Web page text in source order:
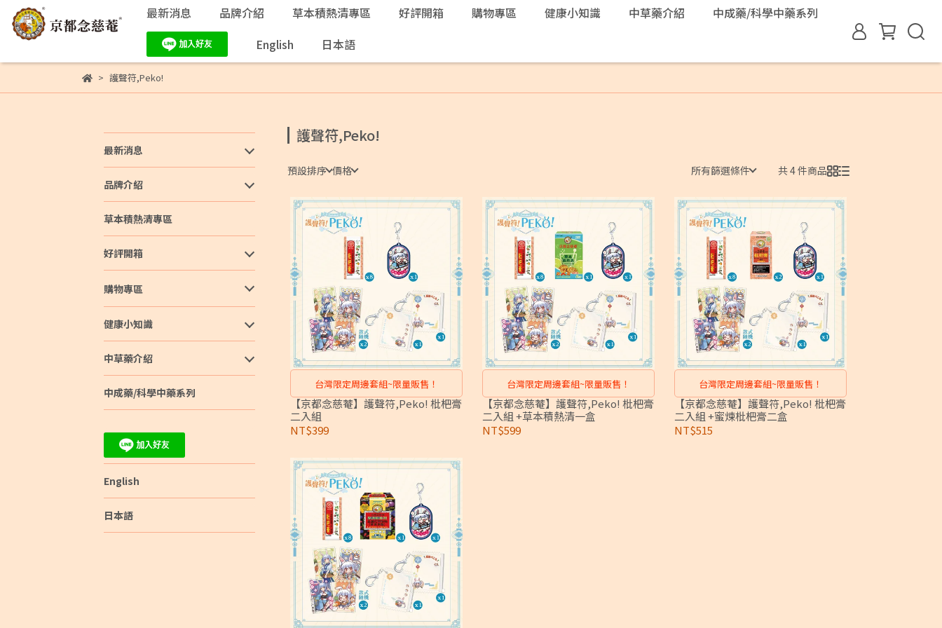
最新消息 品牌介紹 草本積熱清專區 好評開箱 購物專區 健康小知識 中草藥介紹
中成藥/科學中藥系列
English
日本語
護聲符,Peko!
最新消息
品牌介紹
草本積熱清專區
好評開箱
購物專區
健康小知識
中草藥介紹
中成藥/科學中藥系列
English
日本語
護聲符,Peko!
預設排序 價格 所有篩選條件 共 4 件商品
台灣限定周邊套組~限量販售！
【京都念慈菴】護聲符,Peko! 枇杷膏
二入組
NT$399
台灣限定周邊套組~限量販售！
【京都念慈菴】護聲符,Peko! 枇杷膏
二入組 +草本積熱清一盒
NT$599
台灣限定周邊套組~限量販售！
【京都念慈菴】護聲符,Peko! 枇杷膏
二入組 +蜜煉枇杷膏二盒
NT$515